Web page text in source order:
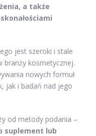
a także
jest szeroki i stale
branży kosmetycznej.
nowych formuł
jak i badań nad jego
od metody podania –
suplement lub